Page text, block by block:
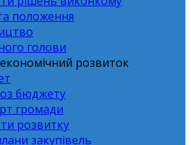
положення
голови
розвиток
бюджету
громади
розвитку
закупівель